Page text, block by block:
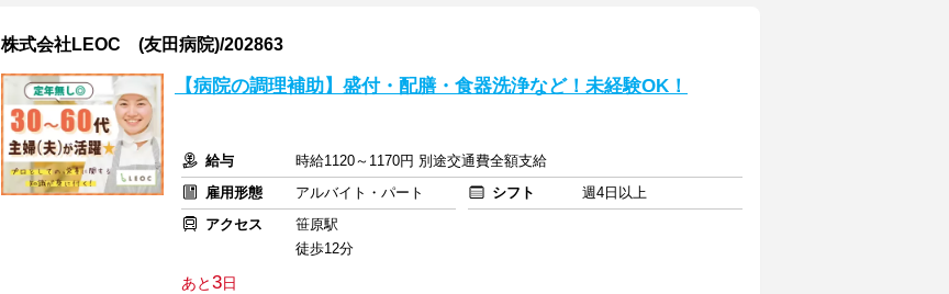
株式会社LEOC (友田病院)/202863
【病院の調理補助】盛付・配膳・食器洗浄など！未経験OK！
給与
時給1120～1170円 別途交通費全額支給
雇用形態
アルバイト・パート シフト
週4日以上
アクセス
笹原駅
徒歩12分
あと3日